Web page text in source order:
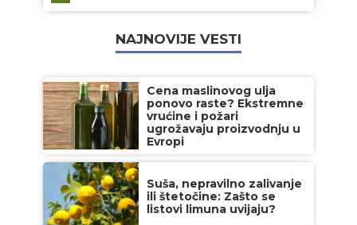
NAJNOVIJE VESTI
Cena maslinovog ulja
ponovo raste? Ekstremne
vrućine i požari
ugrožavaju proizvodnju u
Evropi
Suša, nepravilno zalivanje
ili štetočine: Zašto se
listovi limuna uvijaju?